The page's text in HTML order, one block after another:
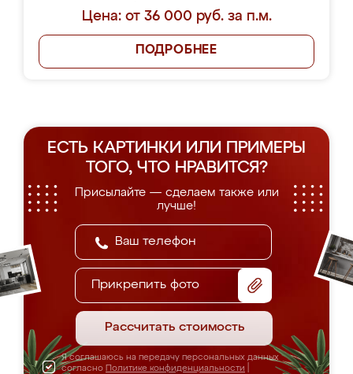
Цена: от 36 000 руб. за п.м.
ПОДРОБНЕЕ
ЕСТЬ КАРТИНКИ ИЛИ ПРИМЕРЫ
ТОГО, ЧТО НРАВИТСЯ?
Присылайте — сделаем также или
лучше!
Прикрепить фото
Рассчитать стоимость
Я соглашаюсь на передачу персональных данных
согласно Политике конфиденциальности